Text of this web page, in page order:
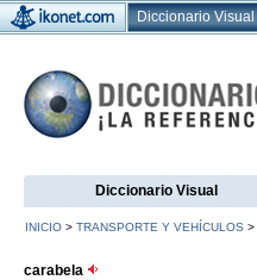
Diccionario Visual
Diccionario Visual
INICIO > TRANSPORTE Y VEHÍCULOS >
carabela